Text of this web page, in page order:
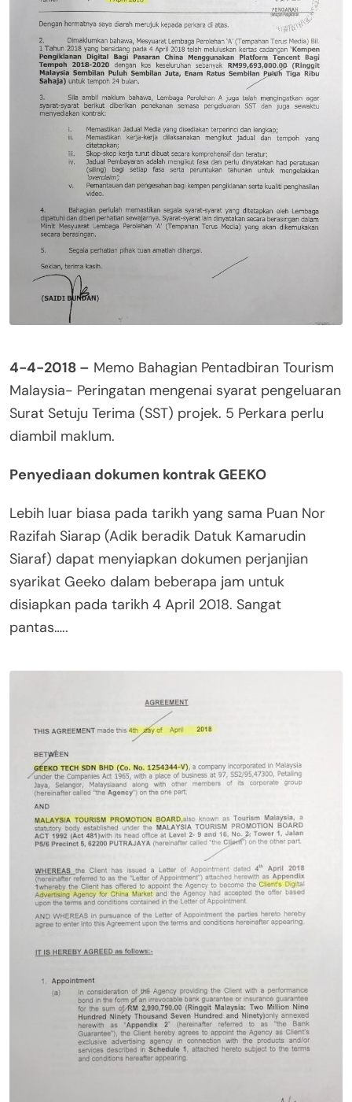
4-4-2018 – Memo Bahagian Pentadbiran Tourism
Malaysia- Peringatan mengenai syarat pengeluaran
Surat Setuju Terima (SST) projek. 5 Perkara perlu
diambil maklum.
Penyediaan dokumen kontrak GEEKO
Lebih luar biasa pada tarikh yang sama Puan Nor
Razifah Siarap (Adik beradik Datuk Kamarudin
Siaraf) dapat menyiapkan dokumen perjanjian
syarikat Geeko dalam beberapa jam untuk
disiapkan pada tarikh 4 April 2018. Sangat
pantas…..